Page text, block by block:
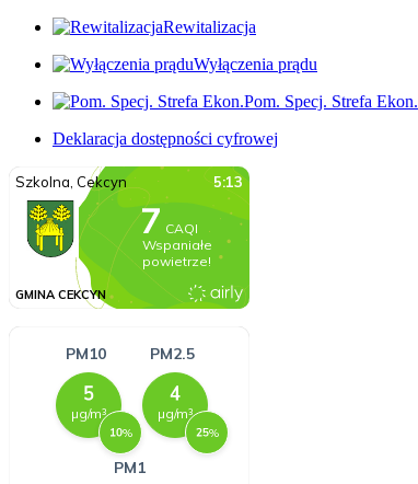
Rewitalizacja
Wyłączenia prądu
Pom. Specj. Strefa Ekon.
Deklaracja dostępności cyfrowej